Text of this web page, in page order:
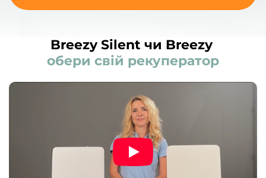
Breezy Silent чи Breezy
обери свій рекуператор